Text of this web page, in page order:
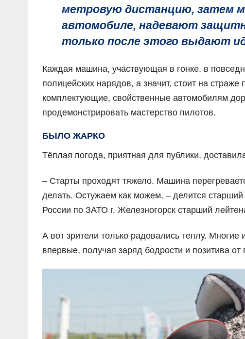
метровую дистанцию, затем
автомобиле, надевают
только после этого выдают
Каждая машина, участвующая в гонке, в
полицейских нарядов, а значит, стоит на
комплектующие, свойственные автомобилям
продемонстрировать мастерство пилотов.
БЫЛО ЖАРКО
Тёплая погода, приятная для публики,
– Старты проходят тяжело. Машина
делать. Остужаем как можем, – делится
России по ЗАТО г. Железногорск старший
А вот зрители только радовались теплу.
впервые, получая заряд бодрости и позитива от